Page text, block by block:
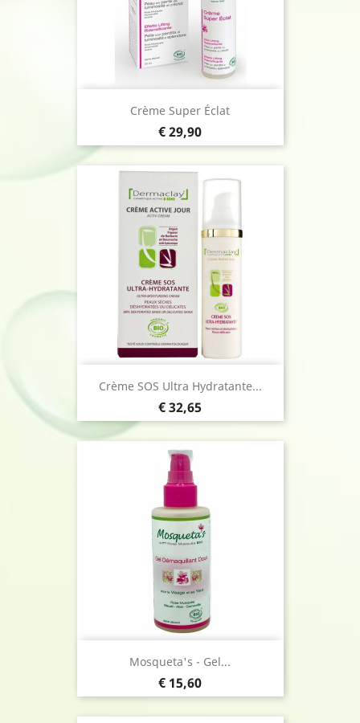
Crème Super Éclat
Prijs
€ 29,90
Crème SOS Ultra Hydratante...
Prijs
€ 32,65
Mosqueta's - Gel...
Prijs
€ 15,60